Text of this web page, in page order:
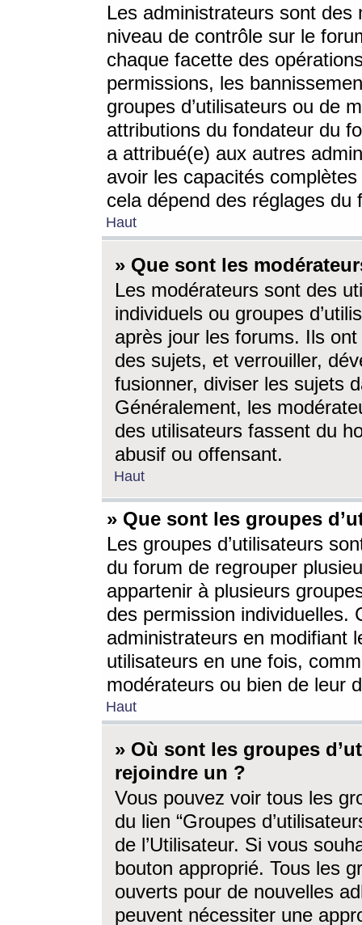
Les administrateurs sont
niveau de contrôle sur le
chaque facette des
permissions, les
groupes d’utilisateurs ou de
attributions du fondateur du
a attribué(e) aux autres
avoir les capacités
cela dépend des réglages du
Haut
» Que sont les
Les modérateurs sont des
individuels ou groupes
après jour les forums. Ils ont
des sujets, et verrouiller,
fusionner, diviser les sujets
Généralement, les
des utilisateurs fassent du
abusif ou offensant.
Haut
» Que sont les groupes
Les groupes d’utilisateurs
du forum de regrouper
appartenir à plusieurs
des permission individuelles.
administrateurs en modifiant
utilisateurs en une fois,
modérateurs ou bien de leur
Haut
» Où sont les groupes
rejoindre un ?
Vous pouvez voir tous les
du lien “Groupes
de l’Utilisateur. Si vous
bouton approprié. Tous les
ouverts pour de nouvelles
peuvent nécessiter une